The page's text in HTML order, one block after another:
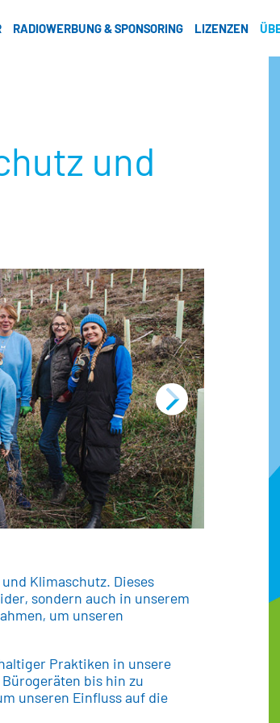
RADIOWERBUNG & SPONSORING LIZENZEN
und
Klimaschutz. Dieses
sondern auch in unserem
um unseren
Praktiken in unsere
bis hin zu
unseren Einfluss auf die